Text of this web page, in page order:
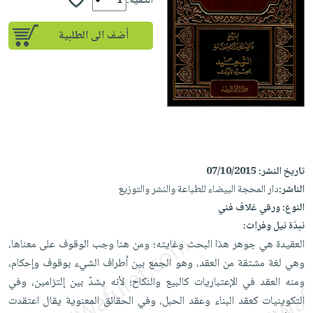
إختياراتنا
كتب
أكاديمية
صندوق
القراءة
iKitab
بلا
حدود
أسئلة
يتكرر
على
Android
تحميل
iKitab
على
Apple
أسئلة
يتكرر
طرحها
تحميل
masmu3
على
masmu3
على
Apple
المواضيع
الأكثر
مبيعاً
إختياراتنا
وسائل
القراءة
جوائز
تعليمية
الصحة
والعناية
الشخصية
جديد
العناية
الشخصية
العناية
وتصفيف
الشعر
العناية
بالجسم
المطبخ
والسفرة
جديد
الكل
أواني
الطهي
أدوات
متجر
الهدايا
أقسام
أضف الى الطلبية
تاريخ النشر:07/10/2015
الناشر:دار المحجة البيضاء للطباعة والنشر والتوزيع
النوع:ورقي غلاف فني
نبذة نيل وفرات:
العقيدة هي جوهر هذا البحث وغايته؛ ومن هنا وجب الوقوف على معناها،
وهي لغة مشتقة من العقد، وهو الجمع بين أطراف الشيء بوقوف وإحكام،
ومنه العقد في الإعتباريات كالبيع والنكاح؛ لأنه يشدّ بين إلتزامين، وفي
التكوينيات كعقد البناء وعقد الحبل، وفي الحقائق المعنوية يقال اعتقدت